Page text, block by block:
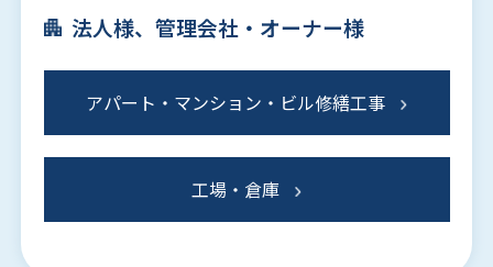
法人様、管理会社・オーナー様
アパート・マンション・ビル修繕工事
工場・倉庫